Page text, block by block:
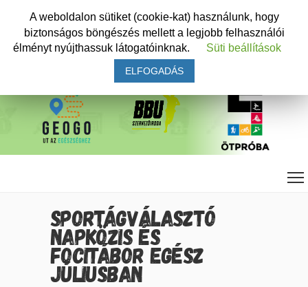
SPORTÁGVÁLASZTÓ
NAPKÖZIS ÉS
FOCITÁBOR EGÉSZ
JÚLIUSBAN
A weboldalon sütiket (cookie-kat) használunk, hogy
biztonságos böngészés mellett a legjobb felhasználói
élményt nyújthassuk látogatóinknak.
Süti beállítások
ELFOGADÁS